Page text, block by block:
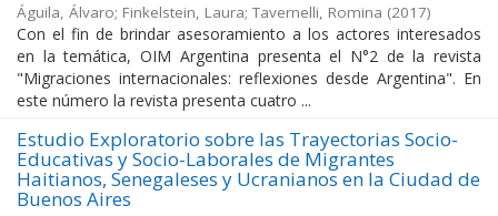
Águila, Álvaro; Finkelstein, Laura; Tavernelli, Romina (2017)
Con el fin de brindar asesoramiento a los actores interesados
en la temática, OIM Argentina presenta el N°2 de la revista
"Migraciones internacionales: reflexiones desde Argentina". En
este número la revista presenta cuatro ...
Estudio Exploratorio sobre las Trayectorias Socio-
Educativas y Socio-Laborales de Migrantes
Haitianos, Senegaleses y Ucranianos en la Ciudad de
Buenos Aires